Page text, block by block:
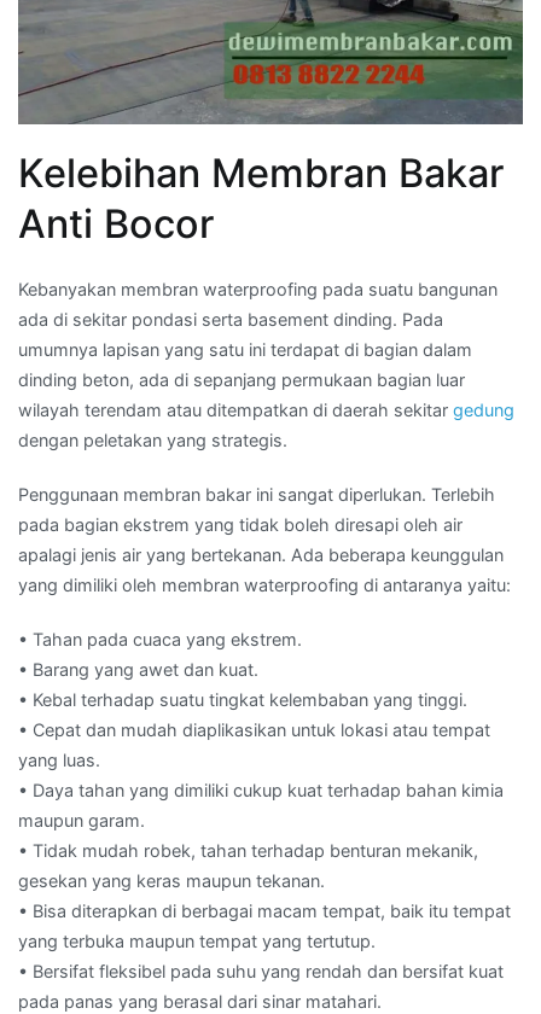
Kelebihan Membran Bakar
Anti Bocor
Kebanyakan membran waterproofing pada suatu bangunan
ada di sekitar pondasi serta basement dinding. Pada
umumnya lapisan yang satu ini terdapat di bagian dalam
dinding beton, ada di sepanjang permukaan bagian luar
wilayah terendam atau ditempatkan di daerah sekitar gedung
dengan peletakan yang strategis.
Penggunaan membran bakar ini sangat diperlukan. Terlebih
pada bagian ekstrem yang tidak boleh diresapi oleh air
apalagi jenis air yang bertekanan. Ada beberapa keunggulan
yang dimiliki oleh membran waterproofing di antaranya yaitu:
• Tahan pada cuaca yang ekstrem.
• Barang yang awet dan kuat.
• Kebal terhadap suatu tingkat kelembaban yang tinggi.
• Cepat dan mudah diaplikasikan untuk lokasi atau tempat
yang luas.
• Daya tahan yang dimiliki cukup kuat terhadap bahan kimia
maupun garam.
• Tidak mudah robek, tahan terhadap benturan mekanik,
gesekan yang keras maupun tekanan.
• Bisa diterapkan di berbagai macam tempat, baik itu tempat
yang terbuka maupun tempat yang tertutup.
• Bersifat fleksibel pada suhu yang rendah dan bersifat kuat
pada panas yang berasal dari sinar matahari.